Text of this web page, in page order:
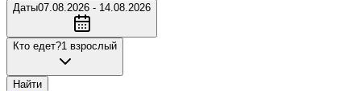
Даты07.08.2026 - 14.08.2026
Кто едет?1 взрослый
Найти